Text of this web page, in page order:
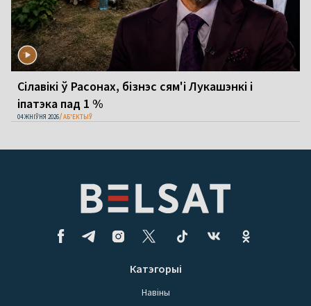
Сілавікі ў Расонах, бізнэс сям'і Лукашэнкі і
іпатэка пад 1 %
04 ЖНІЎНЯ 2026 АБ'ЕКТЫЎ
Катэгорыі
Навіны